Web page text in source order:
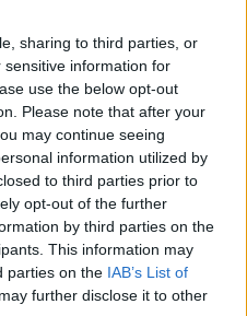
sharing to third parties, or
information for
use the below opt-out
Please note that after your
may continue seeing
information utilized by
to third parties prior to
opt-out of the further
by third parties on the
This information may
parties on the IAB’s List of
further disclose it to other
Integral, S.L.